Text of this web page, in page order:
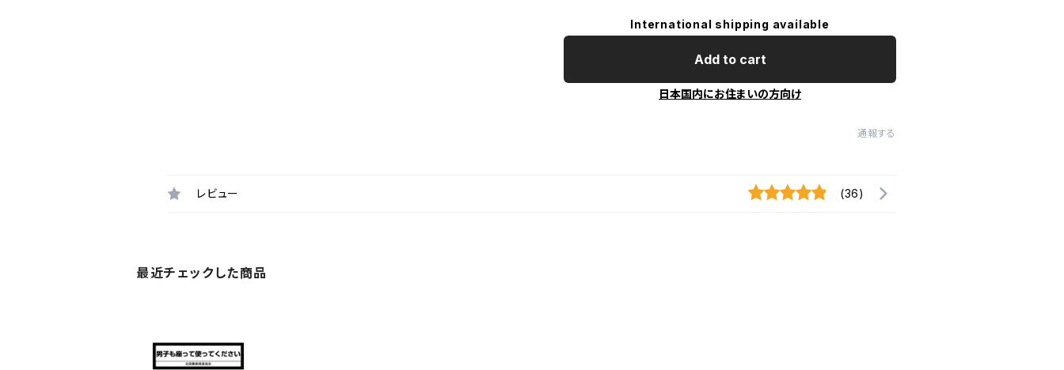
International shipping available
Add to cart
日本国内にお住まいの方向け
通報する
レビュー (36)
最近チェックした商品